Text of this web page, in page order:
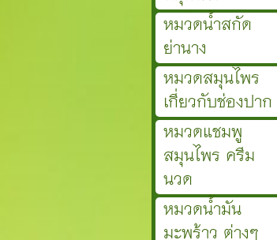
หมวดน้ำสกัด
ย่านาง
หมวดสมุนไพร
เกี่ยวกับช่องปาก
หมวดแชมพู
สมุนไพร ครีม
นวด
หมวดน้ำมัน